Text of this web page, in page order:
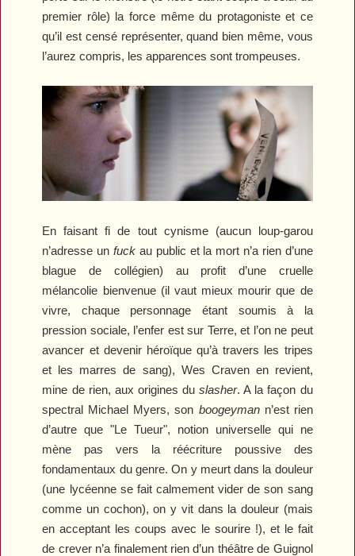
premier rôle) la force même du protagoniste et ce
qu’il est censé représenter, quand bien même, vous
l’aurez compris, les apparences sont trompeuses.
En faisant fi de tout cynisme (aucun loup-garou
n’adresse unfuck au public et la mort n’a rien d’une
blague de collégien) au profit d’une cruelle
mélancolie bienvenue (il vaut mieux mourir que de
vivre, chaque personnage étant soumis à la
pression sociale, l’enfer est sur Terre, et l’on ne peut
avancer et devenir héroïque qu’à travers les tripes
et les marres de sang), Wes Craven en revient,
mine de rien, aux origines duslasher. A la façon du
spectral Michael Myers, son boogeymann’est rien
d’autre que "Le Tueur", notion universelle qui ne
mène pas vers la réécriture poussive des
fondamentaux du genre. On y meurt dans la douleur
(une lycéenne se fait calmement vider de son sang
comme un cochon), on y vit dans la douleur (mais
en acceptant les coups avec le sourire !), et le fait
de crever n’a finalement rien d’un théâtre de Guignol